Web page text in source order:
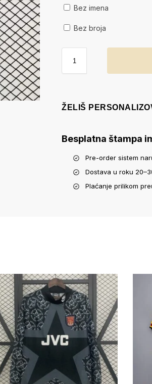
Bez imena
Bez broja
ŽELIŠ
Besplatna štampa
Pre-order sistem
Dostava u roku
Plaćanje prilikom